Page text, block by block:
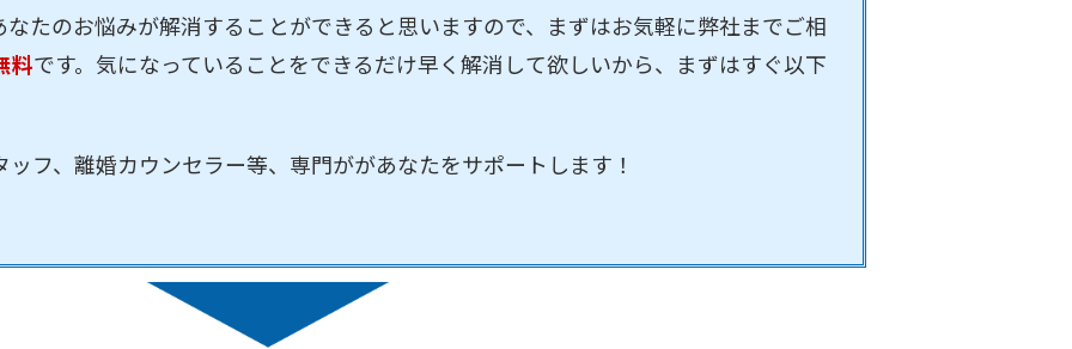
たのお悩みが解消することができると思いますので、まずはお気軽に弊社までご相
料です。気になっていることをできるだけ早く解消して欲しいから、まずはすぐ以下
フ、離婚カウンセラー等、専門ががあなたをサポートします！